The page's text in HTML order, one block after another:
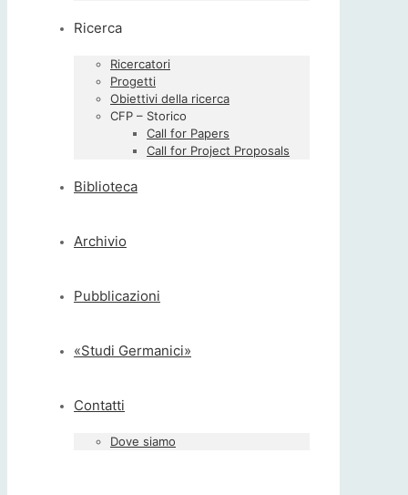
Ricerca
Ricercatori
Progetti
Obiettivi della ricerca
CFP – Storico
Call for Papers
Call for Project Proposals
Biblioteca
Archivio
Pubblicazioni
«Studi Germanici»
Contatti
Dove siamo